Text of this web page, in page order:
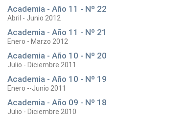
Academia - Año 11 - Nº 22
Abril - Junio 2012
Academia - Año 11 - Nº 21
Enero - Marzo 2012
Academia - Año 10 - Nº 20
Julio - Diciembre 2011
Academia - Año 10 - Nº 19
Enero --Junio 2011
Academia - Año 09 - Nº 18
Julio - Diciembre 2010